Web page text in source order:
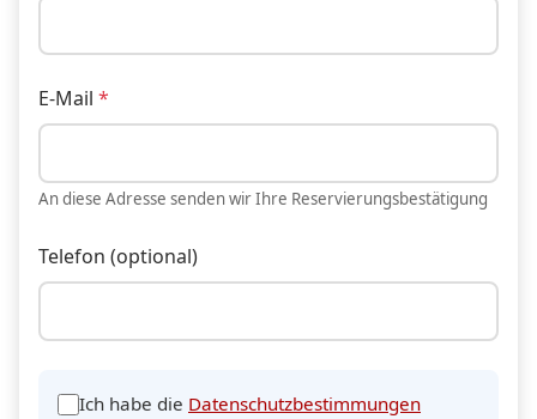
E-Mail
An diese Adresse senden wir Ihre Reservierungsbestätigung
Telefon (optional)
Ich habe die Datenschutzbestimmungen